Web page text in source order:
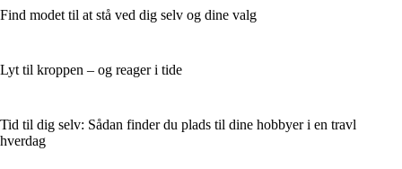
Find modet til at stå ved dig selv og dine valg
Lyt til kroppen – og reager i tide
Tid til dig selv: Sådan finder du plads til dine hobbyer i en travl
hverdag